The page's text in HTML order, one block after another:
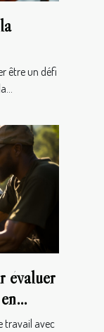
être un défi
évaluer
travail avec